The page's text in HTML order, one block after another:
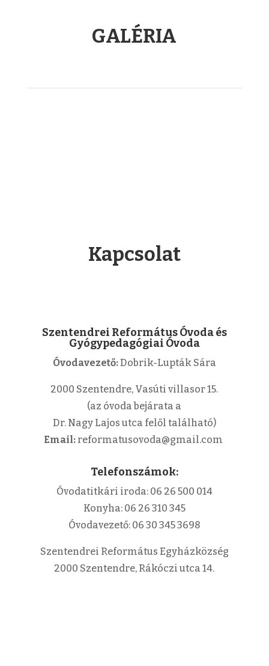
GALÉRIA
Kapcsolat
Szentendrei Református Óvoda és
Gyógypedagógiai Óvoda
Óvodavezető:Dobrik-Lupták Sára
2000 Szentendre, Vasúti villasor 15.
(az óvoda bejárata a
Dr. Nagy Lajos utca felől található)
Email: reformatusovoda@gmail.com
Telefonszámok:
Óvodatitkári iroda: 06 26 500 014
Konyha: 06 26 310 345
Óvodavezető: 06 30 345 3698
Szentendrei Református Egyházközség
2000 Szentendre, Rákóczi utca 14.